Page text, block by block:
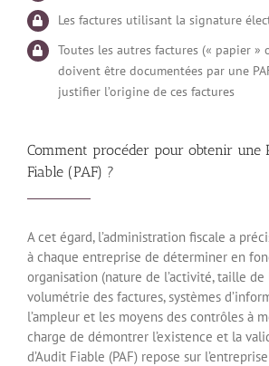
Les factures utilisant la signature
Toutes les autres factures (« papier »
doivent être documentées par une
justifier l’origine de ces factures
Comment procéder pour obtenir une
Fiable (PAF) ?
A cet égard, l’administration fiscale a
à chaque entreprise de déterminer en
organisation (nature de l’activité, taille de
volumétrie des factures, systèmes
l’ampleur et les moyens des contrôles à
charge de démontrer l’existence et la
d’Audit Fiable (PAF) repose sur